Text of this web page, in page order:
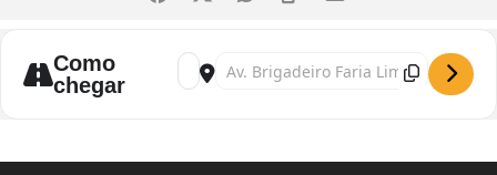
Como
chegar
Address - Exposição "Estrelas Escolhidas"
Destination Address - Exposição